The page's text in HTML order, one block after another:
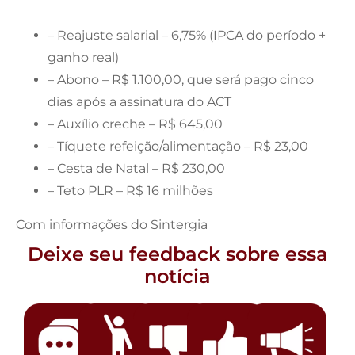
– Reajuste salarial – 6,75% (IPCA do período +
ganho real)
– Abono – R$ 1.100,00, que será pago cinco
dias após a assinatura do ACT
– Auxílio creche – R$ 645,00
– Tíquete refeição/alimentação – R$ 23,00
– Cesta de Natal – R$ 230,00
– Teto PLR – R$ 16 milhões
Com informações do Sintergia
Deixe seu feedback sobre essa
notícia